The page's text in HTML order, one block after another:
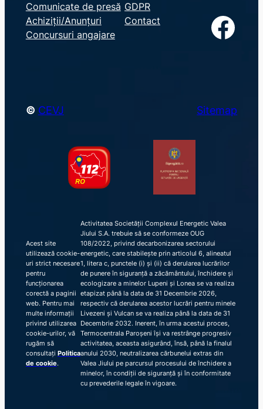
a
r
c
Comunicate de presă
Achiziții/Anunțuri
Concursuri angajare
GDPR
Contact
Facebook
© CEVJ Sitemap
Acest site
utilizează cookie-
uri strict necesare
pentru
funcționarea
corectă a paginii
web. Pentru mai
multe informații
privind utilizarea
cookie-urilor, vă
rugăm să
consultați Politica
de cookie.
Activitatea Societății Complexul Energetic Valea
Jiului S.A. trebuie să se conformeze OUG
108/2022, privind decarbonizarea sectorului
energetic, care stabilește prin articolul 6, alineatul
1, litera c, punctele (i) și (ii) că derularea lucrărilor
de punere în siguranță a zăcământului, închidere și
ecologizare a minelor Lupeni și Lonea se va realiza
etapizat până la data de 31 Decembrie 2026,
respectiv că derularea acestor lucrări pentru minele
Livezeni și Vulcan se va realiza până la data de 31
Decembrie 2032. Inerent, în urma acestui proces,
Termocentrala Paroșeni își va restrânge progresiv
activitatea, aceasta asigurând, însă, până la finalul
anului 2030, neutralizarea cărbunelui extras din
Valea Jiului pe parcursul procesului de închidere a
minelor, în condiții de siguranță și în conformitate
cu prevederile legale în vigoare.